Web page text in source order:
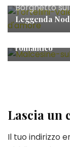
Borghetto
Leggenda
Borghetto
romantico
Lascia un
Il tuo indirizzo